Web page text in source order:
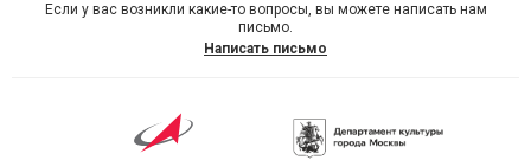
Если у вас возникли какие-то вопросы, вы можете написать нам
письмо.
Написать письмо